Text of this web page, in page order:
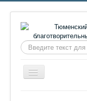
Искать...
Включить/
выключить